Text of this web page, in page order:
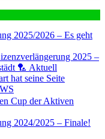
2025/2026 – Es geht
2025 –
🏸 Aktuell
hat seine Seite
Cup der Aktiven
2024/2025 – Finale!